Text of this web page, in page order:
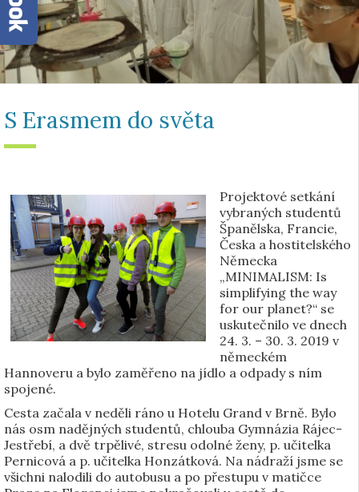
S Erasmem do světa
Projektové setkání
vybraných studentů
Španělska, Francie,
Česka a hostitelského
Německa
„MINIMALISM: Is
simplifying the way
for our planet?“ se
uskutečnilo ve dnech
24. 3. – 30. 3. 2019 v
německém
Hannoveru a bylo zaměřeno na jídlo a odpady s ním
spojené.
Cesta začala v neděli ráno u Hotelu Grand v Brně. Bylo
nás osm nadějných studentů, chlouba Gymnázia Rájec-
Jestřebí, a dvě trpělivé, stresu odolné ženy, p. učitelka
Pernicová a p. učitelka Honzátková. Na nádraží jsme se
všichni nalodili do autobusu a po přestupu v matičce